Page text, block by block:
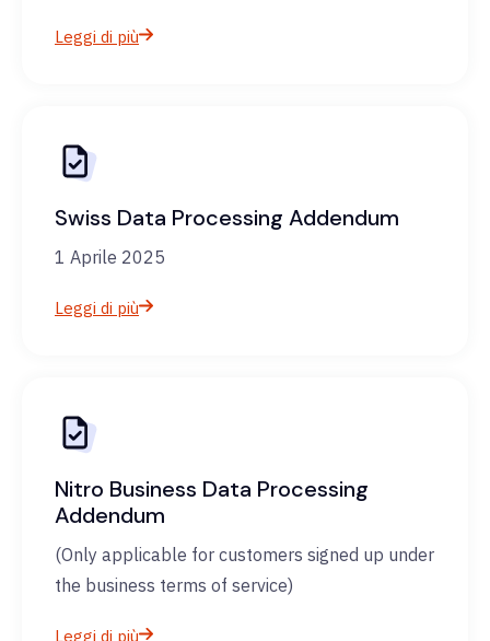
Leggi di più
Swiss Data Processing Addendum
1 Aprile 2025
Leggi di più
Nitro Business Data Processing
Addendum
(Only applicable for customers signed up under
the business terms of service)
Leggi di più